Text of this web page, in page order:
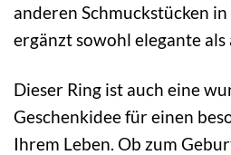
anderen Schmuckstücken
ergänzt sowohl elegante als
Dieser Ring ist auch eine
Geschenkidee für einen
Ihrem Leben. Ob zum